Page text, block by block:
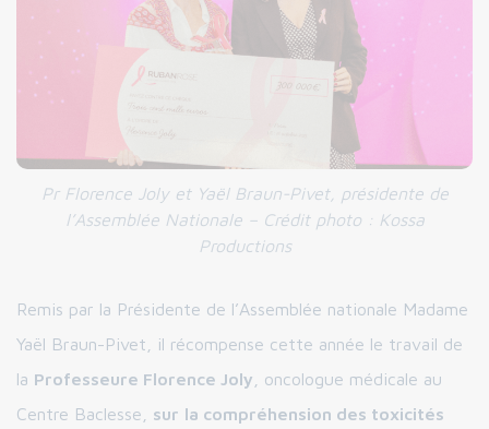
Pr Florence Joly et Yaël Braun-Pivet, présidente de
l’Assemblée Nationale – Crédit photo : Kossa
Productions
Remis par la Présidente de l’Assemblée nationale Madame
Yaël Braun-Pivet, il récompense cette année le travail de
la Professeure Florence Joly , oncologue médicale au
Centre Baclesse, sur la compréhension des toxicités